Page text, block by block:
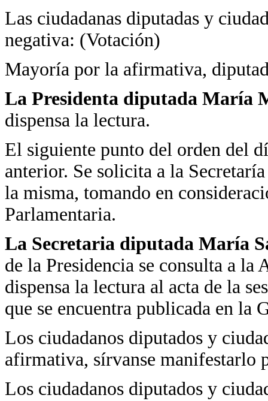
Las ciudadanas diputadas y
negativa: (Votación)
Mayoría por la afirmativa,
La Presidenta diputada María
dispensa la lectura.
El siguiente punto del orden del
anterior. Se solicita a la
la misma, tomando en
Parlamentaria.
La Secretaria diputada María
de la Presidencia se consulta a la
dispensa la lectura al acta de la
que se encuentra publicada en la
Los ciudadanos diputados y
afirmativa, sírvanse manifestarlo
Los ciudadanos diputados y